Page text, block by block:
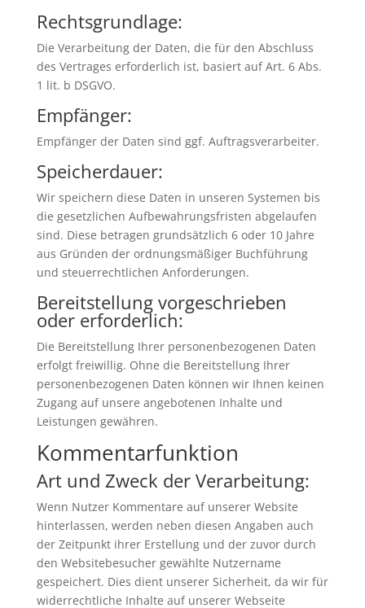
Rechtsgrundlage:
Die Verarbeitung der Daten, die für den Abschluss
des Vertrages erforderlich ist, basiert auf Art. 6 Abs.
1 lit. b DSGVO.
Empfänger:
Empfänger der Daten sind ggf. Auftragsverarbeiter.
Speicherdauer:
Wir speichern diese Daten in unseren Systemen bis
die gesetzlichen Aufbewahrungsfristen abgelaufen
sind. Diese betragen grundsätzlich 6 oder 10 Jahre
aus Gründen der ordnungsmäßiger Buchführung
und steuerrechtlichen Anforderungen.
Bereitstellung vorgeschrieben
oder erforderlich:
Die Bereitstellung Ihrer personenbezogenen Daten
erfolgt freiwillig. Ohne die Bereitstellung Ihrer
personenbezogenen Daten können wir Ihnen keinen
Zugang auf unsere angebotenen Inhalte und
Leistungen gewähren.
Kommentarfunktion
Art und Zweck der Verarbeitung:
Wenn Nutzer Kommentare auf unserer Website
hinterlassen, werden neben diesen Angaben auch
der Zeitpunkt ihrer Erstellung und der zuvor durch
den Websitebesucher gewählte Nutzername
gespeichert. Dies dient unserer Sicherheit, da wir für
widerrechtliche Inhalte auf unserer Webseite